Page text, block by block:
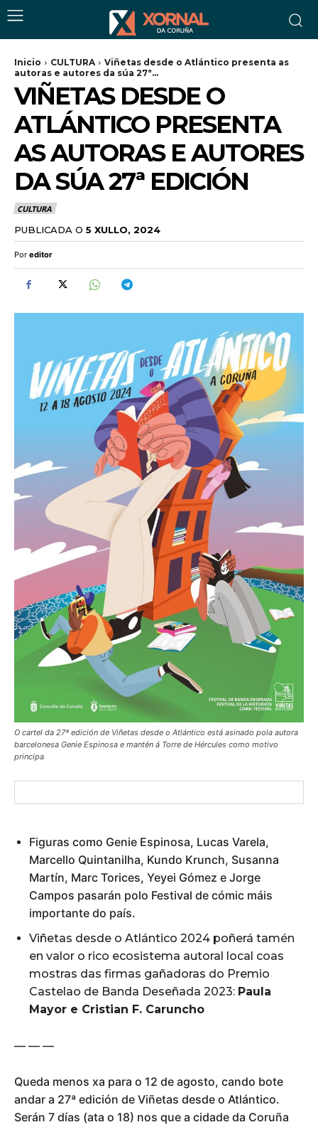
Inicio CULTURA
Viñetas desde o Atlántico presenta as
autoras e autores da súa 27ª...
VIÑETAS DESDE O
ATLÁNTICO PRESENTA
AS AUTORAS E AUTORES
DA SÚA 27ª EDICIÓN
CULTURA
PUBLICADA O 5 XULLO, 2024
Por editor
O cartel da 27ª edición de Viñetas desde o Atlántico está asinado pola autora
barcelonesa Genie Espinosa e mantén á Torre de Hércules como motivo
principa
Figuras como Genie Espinosa, Lucas Varela,
Marcello Quintanilha, Kundo Krunch, Susanna
Martín, Marc Torices, Yeyei Gómez e Jorge
Campos pasarán polo Festival de cómic máis
importante do país.
Viñetas desde o Atlántico 2024 poñerá tamén
en valor o rico ecosistema autoral local coas
mostras das firmas gañadoras do Premio
Castelao de Banda Deseñada 2023: Paula
Mayor e Cristian F. Caruncho
— — —
Queda menos xa para o 12 de agosto, cando bote
andar a 27ª edición de Viñetas desde o Atlántico.
Serán 7 días (ata o 18) nos que a cidade da Coruña